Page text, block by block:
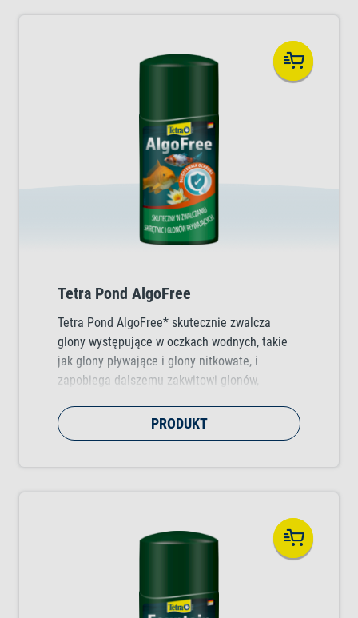
Tetra Pond AlgoFree
Tetra Pond AlgoFree* skutecznie zwalcza
glony występujące w oczkach wodnych, takie
jak glony pływające i glony nitkowate, i
zapobiega dalszemu zakwitowi glonów,
PRODUKT